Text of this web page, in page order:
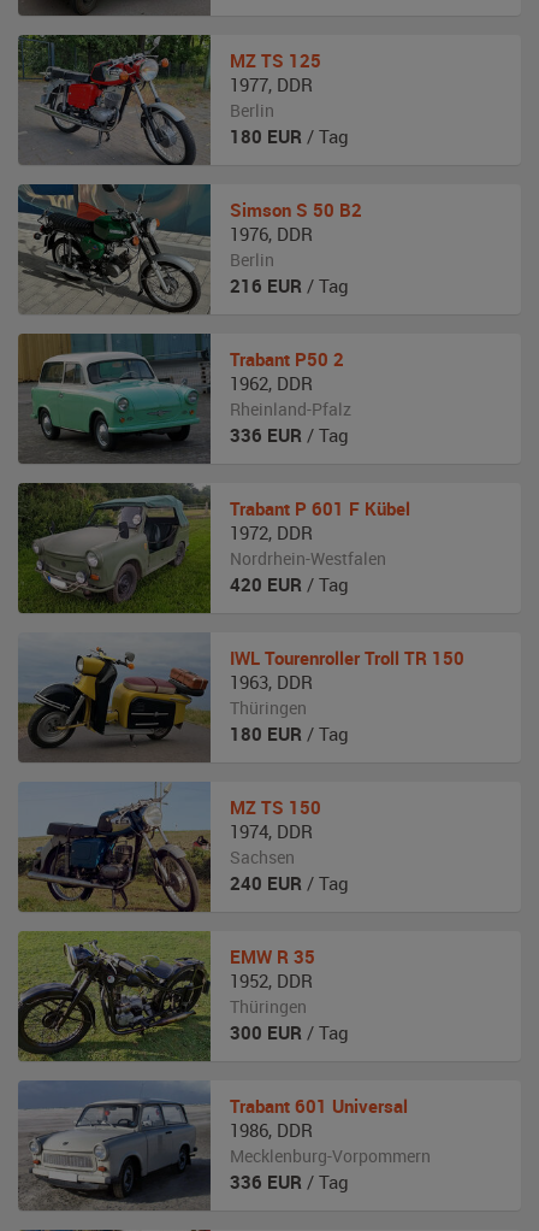
MZ TS 125
1977, DDR
Berlin
180 EUR / Tag
Simson S 50 B2
1976, DDR
Berlin
216 EUR / Tag
Trabant P50 2
1962, DDR
Rheinland-Pfalz
336 EUR / Tag
Trabant P 601 F Kübel
1972, DDR
Nordrhein-Westfalen
420 EUR / Tag
IWL Tourenroller Troll TR 150
1963, DDR
Thüringen
180 EUR / Tag
MZ TS 150
1974, DDR
Sachsen
240 EUR / Tag
EMW R 35
1952, DDR
Thüringen
300 EUR / Tag
Trabant 601 Universal
1986, DDR
Mecklenburg-Vorpommern
336 EUR / Tag